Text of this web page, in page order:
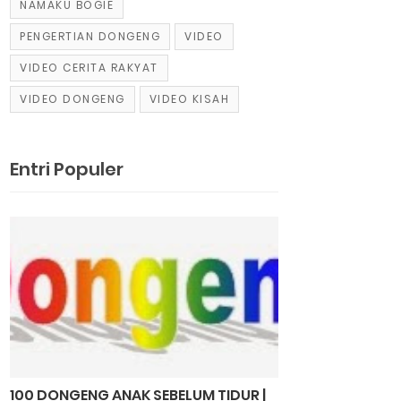
NAMAKU BOGIE
PENGERTIAN DONGENG VIDEO
VIDEO CERITA RAKYAT
VIDEO DONGENG VIDEO KISAH
Entri Populer
100 DONGENG ANAK SEBELUM TIDUR |